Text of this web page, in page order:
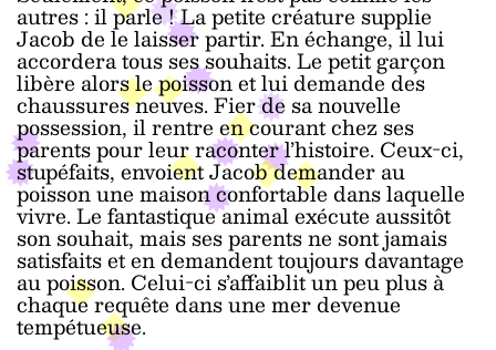
autres : il parle ! La petite créature supplie
Jacob de le laisser partir. En échange, il lui
accordera tous ses souhaits. Le petit garçon
libère alors le poisson et lui demande des
chaussures neuves. Fier de sa nouvelle
possession, il rentre en courant chez ses
parents pour leur raconter l’histoire. Ceux-ci,
stupéfaits, envoient Jacob demander au
poisson une maison confortable dans laquelle
vivre. Le fantastique animal exécute aussitôt
son souhait, mais ses parents ne sont jamais
satisfaits et en demandent toujours davantage
au poisson. Celui-ci s’affaiblit un peu plus à
chaque requête dans une mer devenue
tempétueuse.